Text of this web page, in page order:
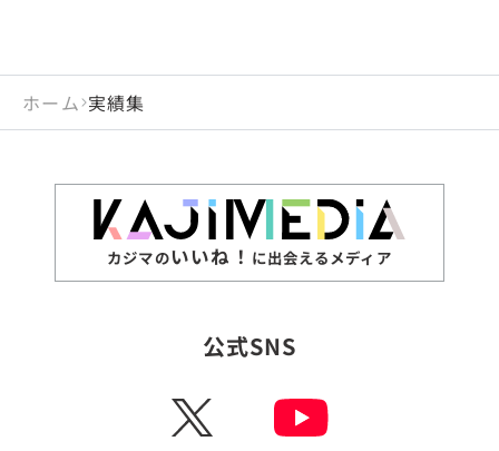
ホーム 実績集
カジマのいいね！ に出会えるメディア
公式SNS
X